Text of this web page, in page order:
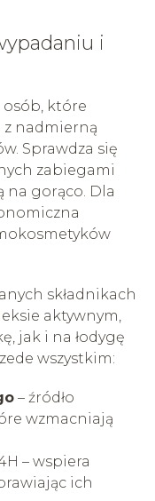
i
które
z nadmierną
Sprawdza się
zabiegami
na gorąco. Dla
składnikach
aktywnym,
jak i na łodygę
wszystkim:
– źródło
wzmacniają
– wspiera
ich